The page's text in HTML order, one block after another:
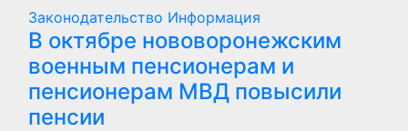
Законодательство Информация
В октябре нововоронежским
военным пенсионерам и
пенсионерам МВД повысили
пенсии